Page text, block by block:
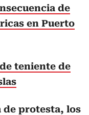
de
en Puerto
teniente de
de protesta, los